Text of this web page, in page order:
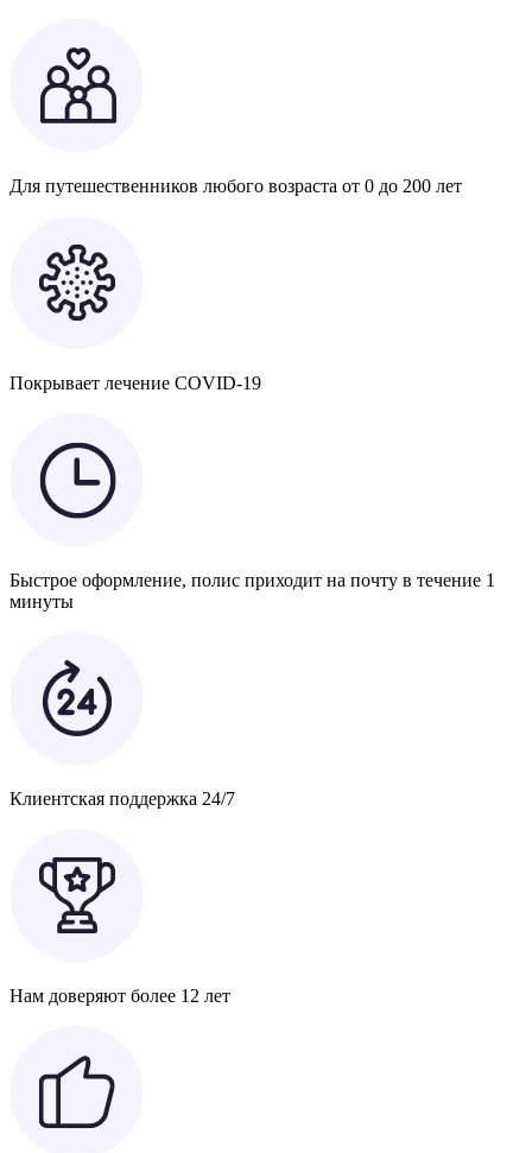
Для путешественников любого возраста от 0 до 200 лет
Покрывает лечение COVID-19
Быстрое оформление, полис приходит на почту в течение 1
минуты
Клиентская поддержка 24/7
Нам доверяют более 12 лет